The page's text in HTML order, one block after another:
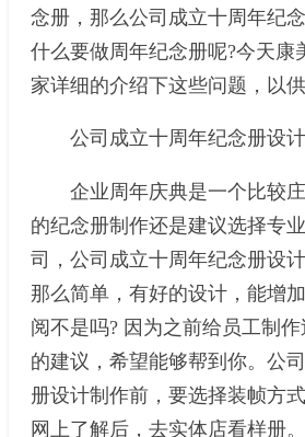
念册，那么公司成立十周年纪
什么要做周年纪念册呢?今天康
家详细的介绍下这些问题，以供
公司成立十周年纪念册设计
企业周年庆典是一个比较庄
的纪念册制作还是建议选择专
司，公司成立十周年纪念册设
那么简单，有好的设计，能增
阅不是吗? 因为之前给员工制
的建议，希望能够帮到你。公
册设计制作前，要选择装帧方
网上了解后，去实体店看样册